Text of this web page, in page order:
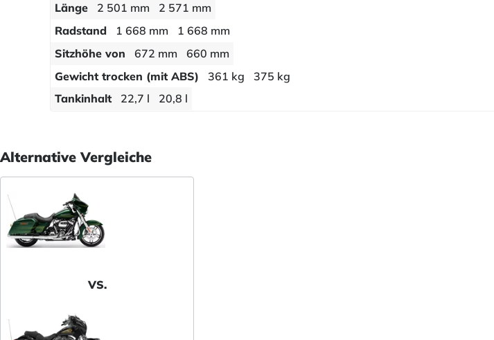
Länge
2 501 mm
2 571 mm
Radstand
1 668 mm
1 668 mm
Sitzhöhe von
672 mm
660 mm
Gewicht trocken (mit ABS)
361 kg
375 kg
Tankinhalt
22,7 l 20,8 l
Alternative Vergleiche
VS.